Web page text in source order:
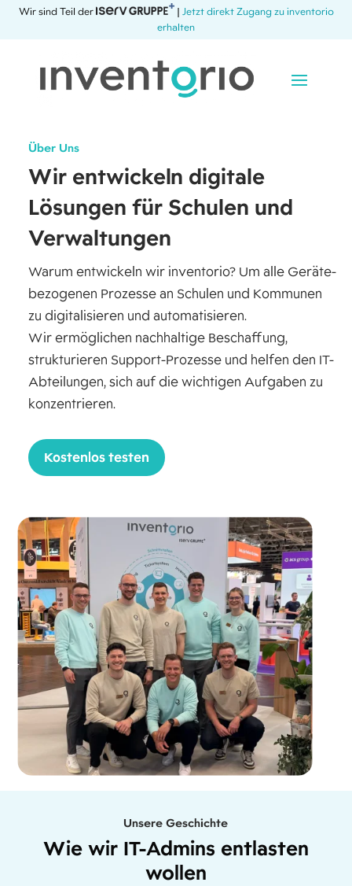
Wir sind Teil der | Jetzt direkt Zugang zu inventorio
erhalten
Über Uns
Wir entwickeln digitale
Lösungen für Schulen und
Verwaltungen
Warum entwickeln wir inventorio? Um alle Geräte-
bezogenen Prozesse an Schulen und Kommunen
zu digitalisieren und automatisieren.
Wir ermöglichen nachhaltige Beschaffung,
strukturieren Support-Prozesse und helfen den IT-
Abteilungen, sich auf die wichtigen Aufgaben zu
konzentrieren.
Kostenlos testen
Unsere Geschichte
Wie wir IT-Admins entlasten
wollen